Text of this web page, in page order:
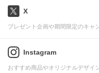
X
プレゼント企画や期間限定のキャ
Instagram
おすすめ商品やオリジナルデザイ